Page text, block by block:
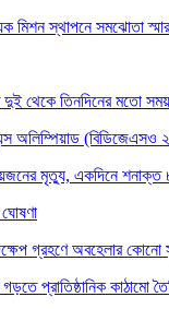
মিশন স্থাপনে সমঝোতা
থেকে তিনদিনের মতো সময়
অলিম্পিয়াড
মৃত্যু, একদিনে শনাক্ত
ঘোষণা
গ্রহণে অবহেলার কোনো
প্রাতিষ্ঠানিক কাঠামো